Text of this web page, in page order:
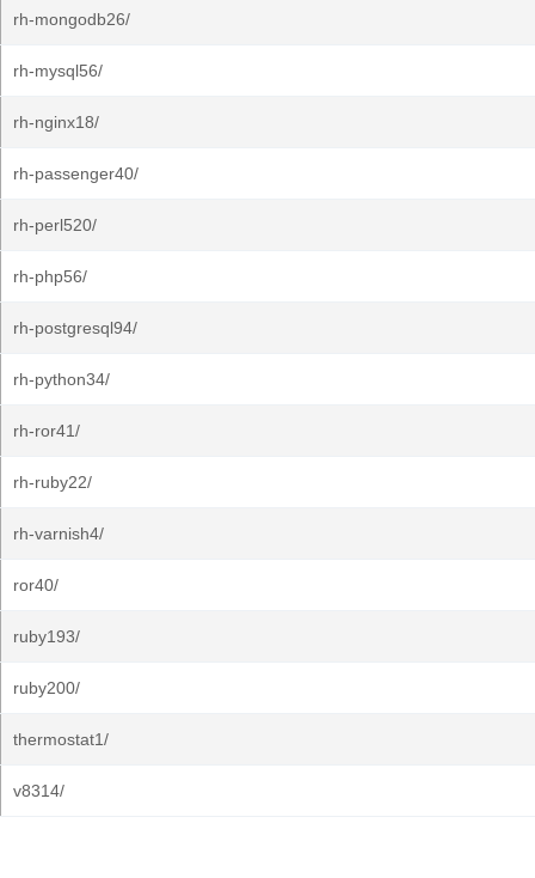
rh-mongodb26/
rh-mysql56/
rh-nginx18/
rh-passenger40/
rh-perl520/
rh-php56/
rh-postgresql94/
rh-python34/
rh-ror41/
rh-ruby22/
rh-varnish4/
ror40/
ruby193/
ruby200/
thermostat1/
v8314/